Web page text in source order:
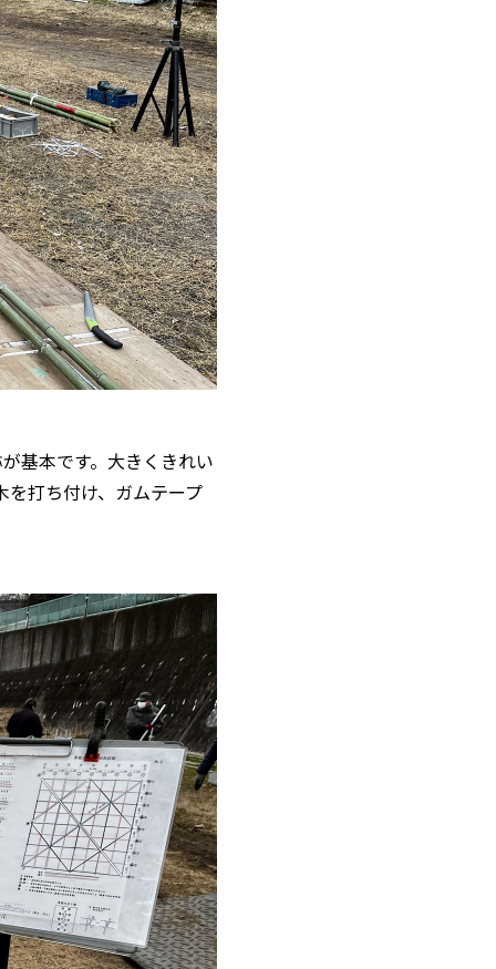
基本です。大きくきれい
打ち付け、ガムテープ